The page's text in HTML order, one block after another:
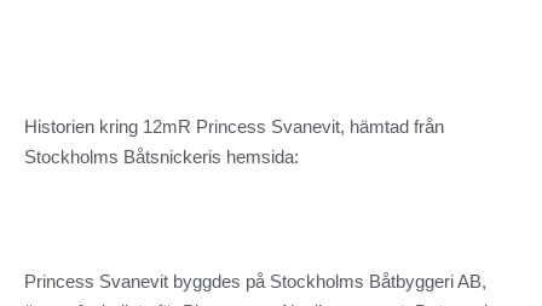
Historien kring 12mR Princess Svanevit, hämtad från
Stockholms Båtsnickeris hemsida:
Princess Svanevit byggdes på Stockholms Båtbyggeri AB,